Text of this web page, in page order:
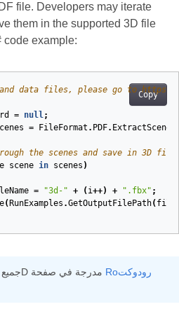
file. Developers may iterate
them in the supported 3D file
code example:
Copy
data files, please go to https://
= null;
= FileFormat . PDF. ExtractScene
the scenes and save in 3D
scene in scenes )
= "3d-" + ( i++) + ".fbx" ;
( RunExamples .GetOutputFilePath(
Roرودوكت